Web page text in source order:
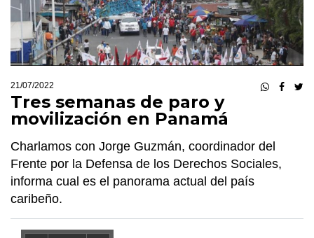
21/07/2022
Tres semanas de paro y
movilización en Panamá
Charlamos con Jorge Guzmán, coordinador del
Frente por la Defensa de los Derechos Sociales,
informa cual es el panorama actual del país
caribeño.